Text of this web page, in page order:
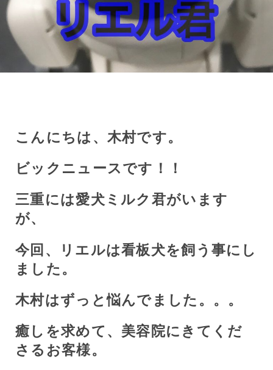
こんにちは、木村です。
ビックニュースです！！
三重には愛犬ミルク君がいます
が、
今回、リエルは看板犬を飼う事にし
ました。
木村はずっと悩んでました。。。
癒しを求めて、美容院にきてくだ
さるお客様。